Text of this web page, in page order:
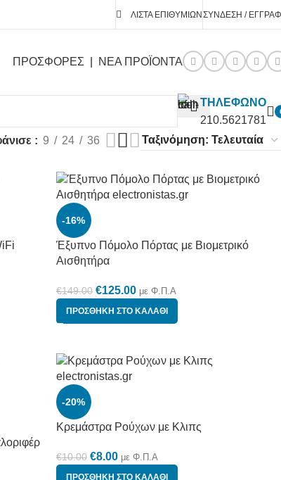
ΛΊΣΤΑ ΕΠΙΘΥΜΙΏΝΣΎΝΔΕΣΗ /
ΠΡΟΣΦΟΡΕΣ ΝΕΑ ΠΡΟΪΟΝΤΑ
ΤΗΛΕΦΩΝΟ
210.5621781
9 24 36
-16%
Έξυπνο Πόμολο Πόρτας με Βιομετρικό
Αισθητήρα
€149.00 €125.00 με Φ.Π.Α
ΠΡΟΣΘΉΚΗ ΣΤΟ ΚΑΛΆΘΙ
-20%
Κρεμάστρα Ρούχων με Κλιπς
€10.00 €8.00 με Φ.Π.Α
ΠΡΟΣΘΉΚΗ ΣΤΟ ΚΑΛΆΘΙ